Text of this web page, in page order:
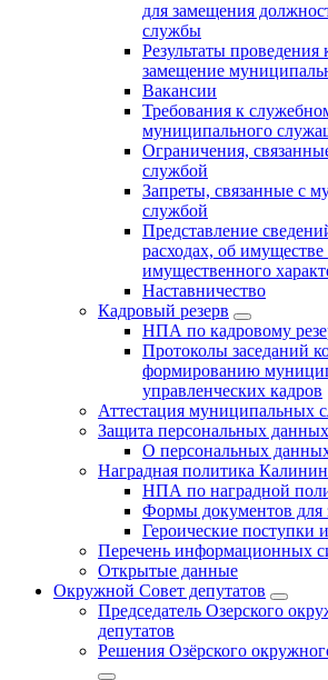
для замещения
службы
Результаты проведения
замещение
Вакансии
Требования к
муниципального
Ограничения,
службой
Запреты, связанные с
службой
Представление
расходах, об имуществе
имущественного
Наставничество
Кадровый резерв
НПА по кадровому
Протоколы заседаний
формированию
управленческих кадров
Аттестация муниципальных
Защита персональных данных
О персональных
Наградная политика
НПА по наградной
Формы документов для
Героические поступки
Перечень информационных
Открытые данные
Окружной Совет депутатов
Председатель Озерского
депутатов
Решения Озёрского